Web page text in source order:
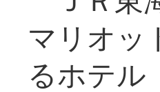
マリオッ
るホテル